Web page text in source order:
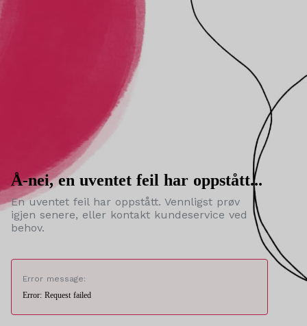
Å-nei, en uventet feil har oppstått...
En uventet feil har oppstått. Vennligst prøv
igjen senere, eller kontakt kundeservice ved
behov.
Error message:
Error: Request failed